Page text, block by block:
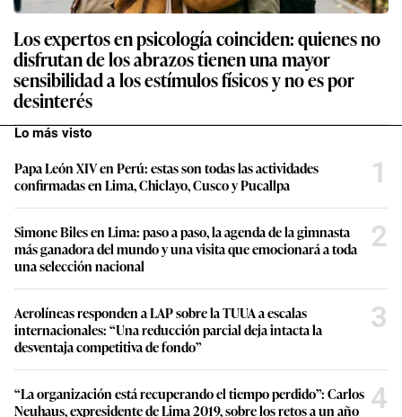
Los expertos en psicología coinciden: quienes no
disfrutan de los abrazos tienen una mayor
sensibilidad a los estímulos físicos y no es por
desinterés
Lo más visto
Papa León XIV en Perú: estas son todas las actividades
confirmadas en Lima, Chiclayo, Cusco y Pucallpa
1
Simone Biles en Lima: paso a paso, la agenda de la gimnasta
más ganadora del mundo y una visita que emocionará a toda
una selección nacional
2
Aerolíneas responden a LAP sobre la TUUA a escalas
internacionales: “Una reducción parcial deja intacta la
desventaja competitiva de fondo”
3
“La organización está recuperando el tiempo perdido”: Carlos
Neuhaus, expresidente de Lima 2019, sobre los retos a un año
4